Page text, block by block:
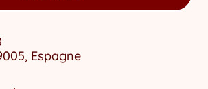
Espagne